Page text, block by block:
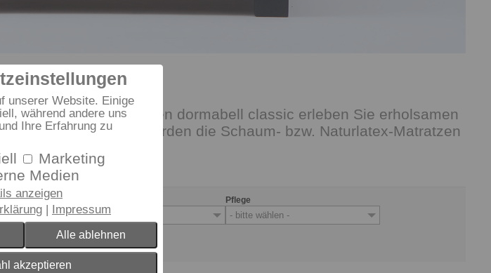
unserer Website. Einige
während andere uns
Ihre Erfahrung zu
Marketing
Medien
anzeigen
Impressum
Alle ablehnen
akzeptieren
Mit den Matratzen dormabell classic erleben Sie erholsamen
Anpassung werden die Schaum- bzw. Naturlatex-Matratzen
- bitte wählen -
Pflege
- bitte wählen -